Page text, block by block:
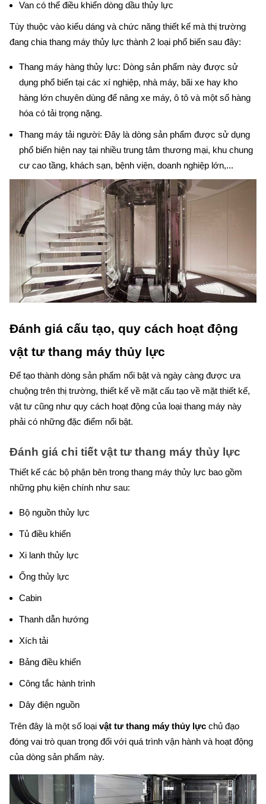
Van có thể điều khiển dòng dầu thủy lực
Tùy thuộc vào kiểu dáng và chức năng thiết kế mà thị trường
đang chia thang máy thủy lực thành 2 loại phổ biến sau đây:
Thang máy hàng thủy lực: Dòng sản phẩm này được sử
dụng phổ biến tại các xí nghiệp, nhà máy, bãi xe hay kho
hàng lớn chuyên dùng để nâng xe máy, ô tô và một số hàng
hóa có tải trọng nặng.
Thang máy tải người: Đây là dòng sản phẩm được sử dụng
phổ biến hiện nay tại nhiều trung tâm thương mại, khu chung
cư cao tầng, khách sạn, bệnh viện, doanh nghiệp lớn,...
Đánh giá cấu tạo, quy cách hoạt động
vật tư thang máy thủy lực
Để tạo thành dòng sản phẩm nổi bật và ngày càng được ưa
chuộng trên thị trường, thiết kế về mặt cấu tạo về mặt thiết kế,
vật tư cũng như quy cách hoạt động của loại thang máy này
phải có những đặc điểm nổi bật.
Đánh giá chi tiết vật tư thang máy thủy lực
Thiết kế các bộ phận bên trong thang máy thủy lực bao gồm
những phụ kiện chính như sau:
Bộ nguồn thủy lực
Tủ điều khiển
Xi lanh thủy lực
Ống thủy lực
Cabin
Thanh dẫn hướng
Xích tải
Bảng điều khiển
Công tắc hành trình
Dây điện nguồn
Trên đây là một số loại vật tư thang máy thủy lực chủ đạo
đóng vai trò quan trọng đối với quá trình vận hành và hoạt động
của dòng sản phẩm này.